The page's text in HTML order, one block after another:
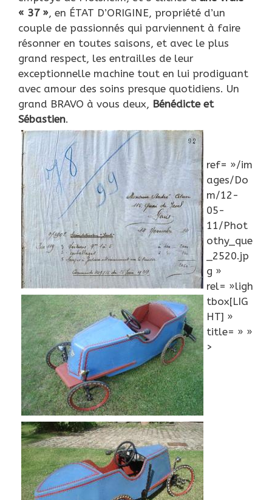
« 37 », en ÉTAT D’ORIGINE, propriété d’un
couple de passionnés qui parviennent à faire
résonner en toutes saisons, et avec le plus
grand respect, les entrailles de leur
exceptionnelle machine tout en lui prodiguant
avec amour des soins presque quotidiens. Un
grand BRAVO à vous deux, Bénédicte et
Sébastien.
ref= »/im
ages/Do
m/12-
05-
11/Phot
othy_que
_2520.jp
g »
rel= »ligh
tbox[LIG
HT] »
title= » »
>